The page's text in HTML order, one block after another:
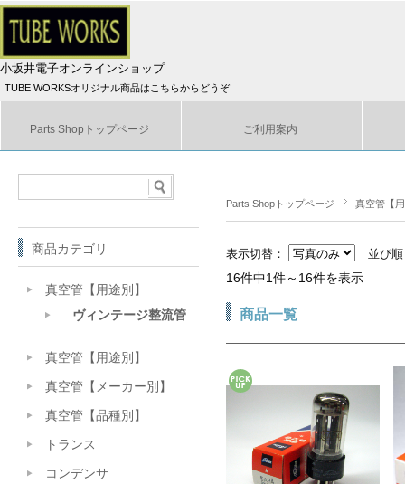
小坂井電子オンラインショップ
TUBE WORKSオリジナル商品はこちらからどうぞ
Parts Shopトップページ ご利用案内
Parts Shopトップページ 真空管【
表示切替： 並び
16件中1件～16件を表示
商品一覧
商品カテゴリ
真空管【用途別】
ヴィンテージ整流管
真空管【用途別】
真空管【メーカー別】
真空管【品種別】
トランス
コンデンサ